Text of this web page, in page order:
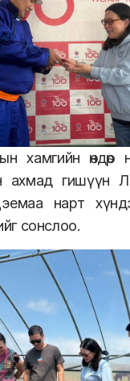
хамгийн өндөр
гишүүн
нарт
сонслоо.